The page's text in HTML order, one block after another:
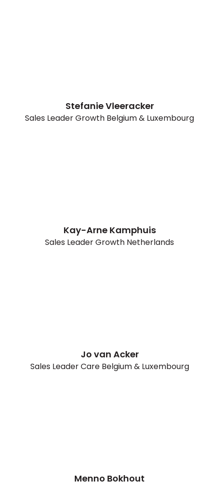
Stefanie Vleeracker
Sales Leader Growth Belgium & Luxembourg
Kay-Arne Kamphuis
Sales Leader Growth Netherlands
Jo van Acker
Sales Leader Care Belgium & Luxembourg
Menno Bokhout